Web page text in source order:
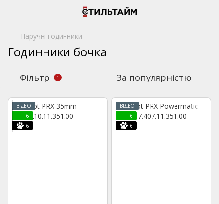
Наручні годинники
Годинники бочка
Фільтр 1 За популярністю
ВІДЕО
6
6
ВІДЕО
6
6